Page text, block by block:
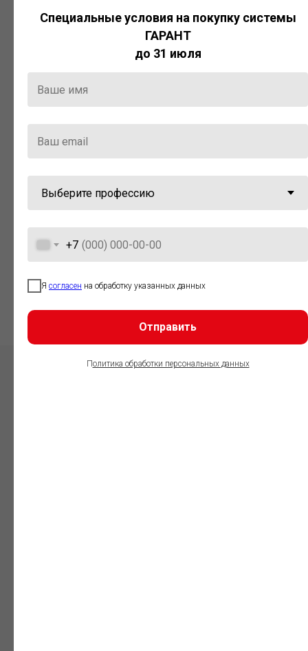
Компания «Гарант» стала
победителем премии «Время
ГАРАНТ
Актуальная правовая информация
и инструменты для максимально
эффективной работы с ней.
Специальные условия на покупку системы
ГАРАНТ
до 31 июля
+7
Я согласен на обработку указанных данных
Отправить
Политика обработки персональных данных